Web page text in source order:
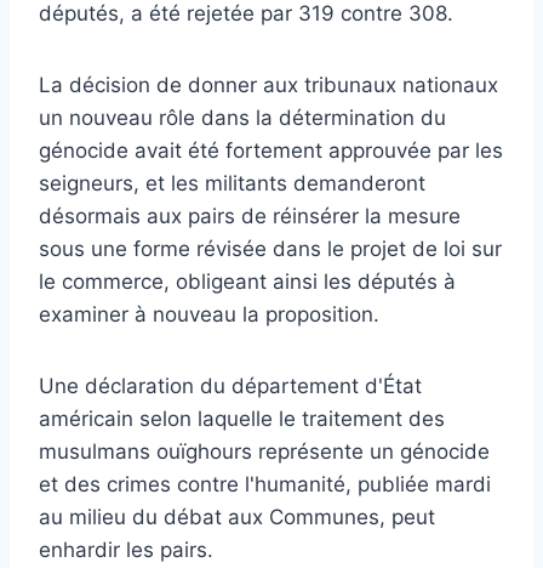
députés, a été rejetée par 319 contre 308.
La décision de donner aux tribunaux nationaux
un nouveau rôle dans la détermination du
génocide avait été fortement approuvée par les
seigneurs, et les militants demanderont
désormais aux pairs de réinsérer la mesure
sous une forme révisée dans le projet de loi sur
le commerce, obligeant ainsi les députés à
examiner à nouveau la proposition.
Une déclaration du département d'État
américain selon laquelle le traitement des
musulmans ouïghours représente un génocide
et des crimes contre l'humanité, publiée mardi
au milieu du débat aux Communes, peut
enhardir les pairs.